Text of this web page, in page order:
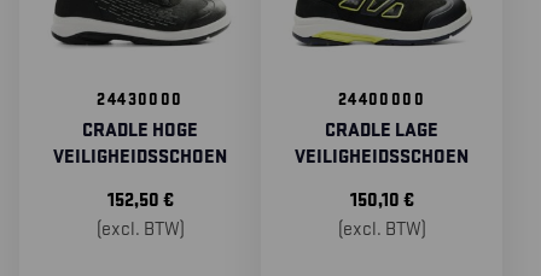
24430000
CRADLE HOGE
VEILIGHEIDSSCHOEN
152,50 €
(excl. BTW)
24400000
CRADLE LAGE
VEILIGHEIDSSCHOEN
150,10 €
(excl. BTW)